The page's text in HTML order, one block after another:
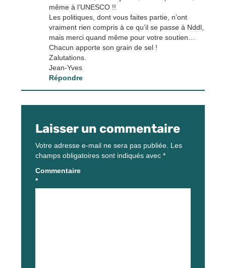
même à l’UNESCO !!
Les politiques, dont vous faites partie, n’ont
vraiment rien compris à ce qu’il se passe à Nddl,
mais merci quand même pour votre soutien…
Chacun apporte son grain de sel !
Zalutations.
Jean-Yves
Répondre
Laisser un commentaire
Votre adresse e-mail ne sera pas publiée. Les
champs obligatoires sont indiqués avec *
Commentaire
*